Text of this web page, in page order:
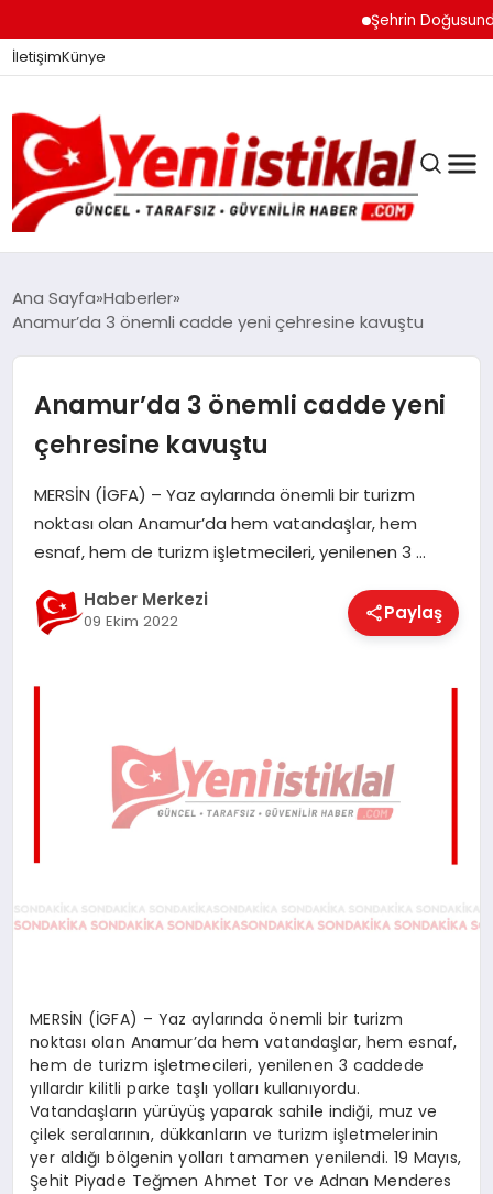
Şehrin Doğusundan
İletişimKünye
GÜNDEM
DÜNYA
EĞITIM
EKONOMI
MAGAZIN
TEKNOLOJI
Ana Sayfa Haberler
Anamur’da 3 önemli cadde yeni çehresine kavuştu
Anamur’da 3 önemli cadde yeni
çehresine kavuştu
MERSİN (İGFA) – Yaz aylarında önemli bir turizm
noktası olan Anamur’da hem vatandaşlar, hem
esnaf, hem de turizm işletmecileri, yenilenen 3 …
Haber Merkezi
09 Ekim 2022 Paylaş
MERSİN (İGFA) – Yaz aylarında önemli bir turizm
noktası olan Anamur’da hem vatandaşlar, hem esnaf,
hem de turizm işletmecileri, yenilenen 3 caddede
yıllardır kilitli parke taşlı yolları kullanıyordu.
Vatandaşların yürüyüş yaparak sahile indiği, muz ve
çilek seralarının, dükkanların ve turizm işletmelerinin
yer aldığı bölgenin yolları tamamen yenilendi. 19 Mayıs,
Şehit Piyade Teğmen Ahmet Tor ve Adnan Menderes